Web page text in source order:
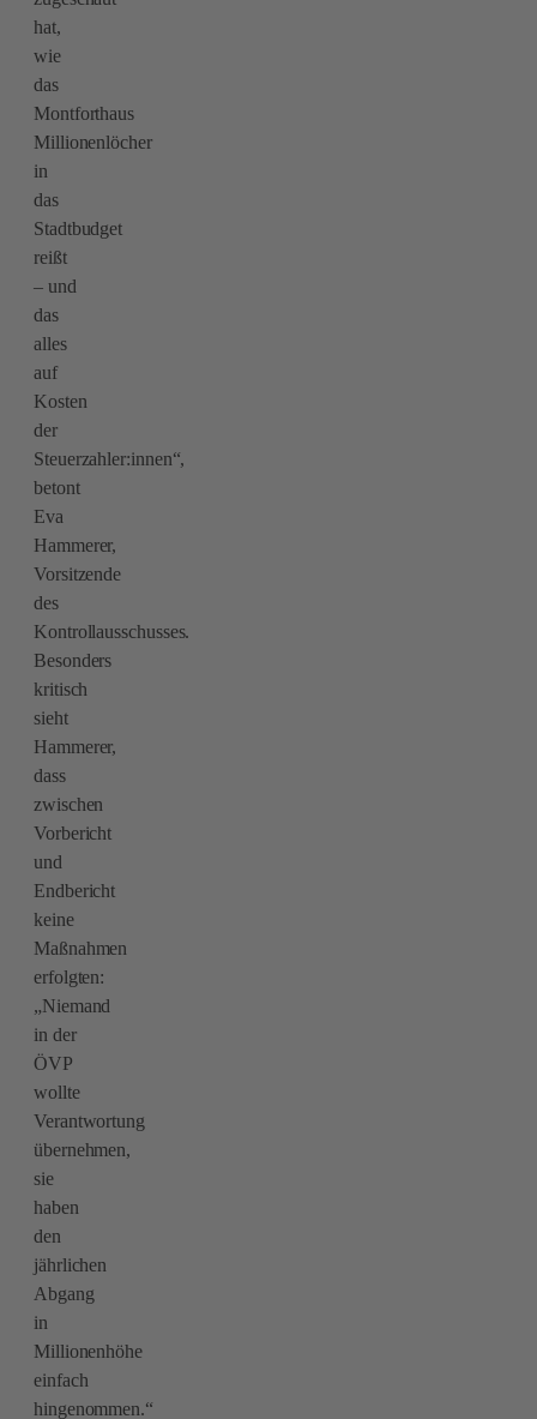
hat,
wie
das
Montforthaus
Millionenlöcher
in
das
Stadtbudget
reißt
– und
das
alles
auf
Kosten
der
Steuerzahler:innen“,
betont
Eva
Hammerer,
Vorsitzende
des
Kontrollausschusses.
Besonders
kritisch
sieht
Hammerer,
dass
zwischen
Vorbericht
und
Endbericht
keine
Maßnahmen
erfolgten:
„Niemand
in der
ÖVP
wollte
Verantwortung
übernehmen,
sie
haben
den
jährlichen
Abgang
in
Millionenhöhe
einfach
hingenommen.“